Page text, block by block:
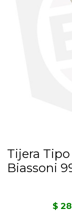
Tijera
Biassoni
$